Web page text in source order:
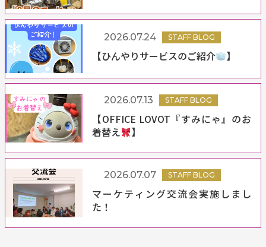
【ひんやりサービスのご紹介 】
2026.07.24 STAFF BLOG
【OFFICE LOVOT『すみにゃ』のお
着替え
】
2026.07.13 STAFF BLOG
マーケティング交流会実施しまし
た！
2026.07.07 STAFF BLOG